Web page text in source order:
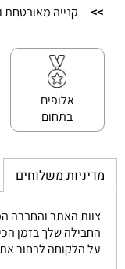
>>
קנייה מאובטחת
אלופים
בתחום
מדיניות משלוחים
צוות האתר והחברה
החבילה שלך בזמן
על הלקוחה לבחור